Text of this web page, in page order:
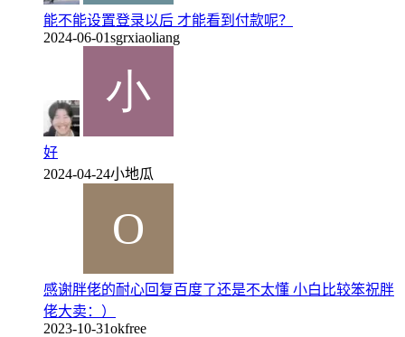
能不能设置登录以后 才能看到付款呢？
2024-06-01sgrxiaoliang
好
2024-04-24小地瓜
感谢胖佬的耐心回复百度了还是不太懂 小白比较笨祝胖
佬大卖：）
2023-10-31okfree